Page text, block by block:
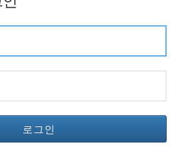
로그인